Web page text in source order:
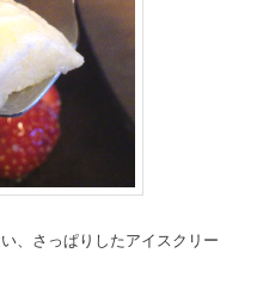
、さっぱりしたアイスクリー